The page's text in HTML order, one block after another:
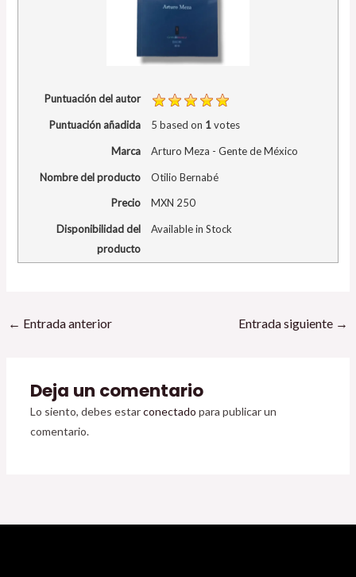
Puntuación del autor
Puntuación añadida 5 based on 1votes
Marca Arturo Meza - Gente de México
Nombre del producto Otilio Bernabé
Precio MXN 250
Disponibilidad del
producto
Available in Stock
← Entrada anterior Entrada siguiente →
Deja un comentario
Lo siento, debes estarconectado para publicar un
comentario.